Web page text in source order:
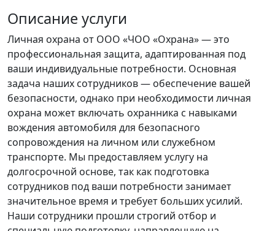
Описание услуги
Личная охрана от ООО «ЧОО «Охрана» — это
профессиональная защита, адаптированная под
ваши индивидуальные потребности. Основная
задача наших сотрудников — обеспечение вашей
безопасности, однако при необходимости личная
охрана может включать охранника с навыками
вождения автомобиля для безопасного
сопровождения на личном или служебном
транспорте. Мы предоставляем услугу на
долгосрочной основе, так как подготовка
сотрудников под ваши потребности занимает
значительное время и требует больших усилий.
Наши сотрудники прошли строгий отбор и